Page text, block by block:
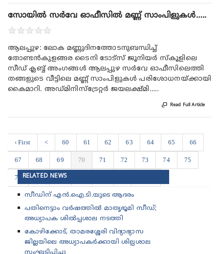
സോയിൽ സർവേ ഓഫീസിൽ മണ്ണ് സാംപിളുകൾ…..
★★★★★
ആലപ്പുഴ: ലോക മണ്ണുദിനത്തോടനുബന്ധിച്ച്
തോണ്ടൻകുളങ്ങര ടൈനി ടോട്സ് ജൂനിയർ സ്കൂളിലെ
സീഡ് ക്ലബ്ബ്‌ അംഗങ്ങൾ ആലപ്പുഴ സർവേ ഓഫീസിലെത്തി
തങ്ങളുടെ വീട്ടിലെ മണ്ണ് സാംപിളുകൾ പരിശോധനയ്ക്കായി
കൈമാറി. അഡ്മിനിസ്ട്രേറ്റർ ജയലക്ഷ്മി…..
 Read Full Article
‹ First < 60 61 62 63 64 65 66
67 68 69 70 71 72 73 74 75
76 77 78
RELATED NEWS
സീഡിന് എൻ.ഐ.ടി.യുടെ ആദരം
പതിനെട്ടാം വർഷത്തിൽ മാതൃഭൂമി സീഡ്;
അധ്യാപക ശിൽപ്പശാല നടത്തി
കോഴിക്കോട്, താമരശ്ശേരി വിദ്യാഭ്യാസ
ജില്ലയിലെ അധ്യാപകർക്കായി ശില്പശാല